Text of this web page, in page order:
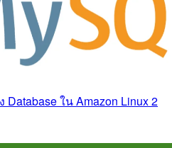
Database ใน Amazon Linux 2